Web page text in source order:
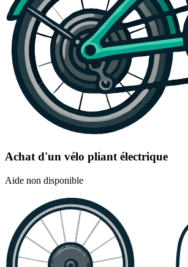
Achat d'un vélo pliant électrique
Aide non disponible